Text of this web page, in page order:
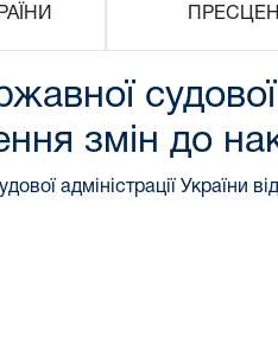
змін до
адміністрації